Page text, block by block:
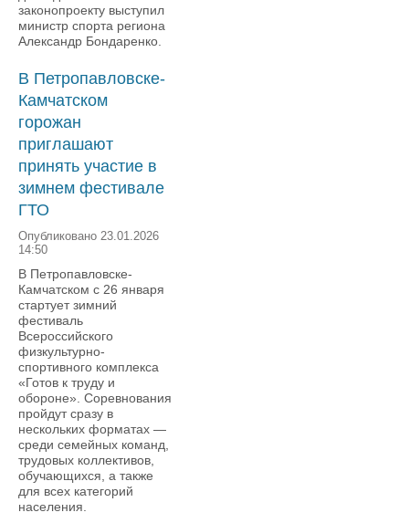
законопроекту выступил
министр спорта региона
Александр Бондаренко.
В Петропавловске-
Камчатском
горожан
приглашают
принять участие в
зимнем фестивале
ГТО
Опубликовано 23.01.2026
14:50
В Петропавловске-
Камчатском с 26 января
стартует зимний
фестиваль
Всероссийского
физкультурно-
спортивного комплекса
«Готов к труду и
обороне». Соревнования
пройдут сразу в
нескольких форматах —
среди семейных команд,
трудовых коллективов,
обучающихся, а также
для всех категорий
населения.